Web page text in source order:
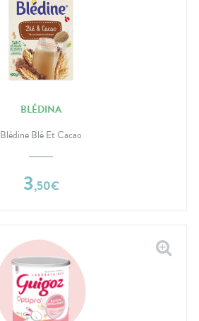
BLÉDINA
Blédine Blé Et Cacao
3,50€